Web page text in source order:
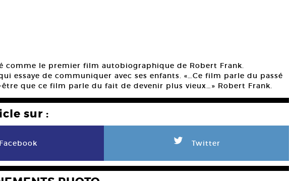
comme le premier film autobiographique de Robert Frank.
essaye de communiquer avec ses enfants. «…Ce film parle du passé
que ce film parle du fait de devenir plus vieux…» Robert Frank.
sur :
Facebook L Twitter